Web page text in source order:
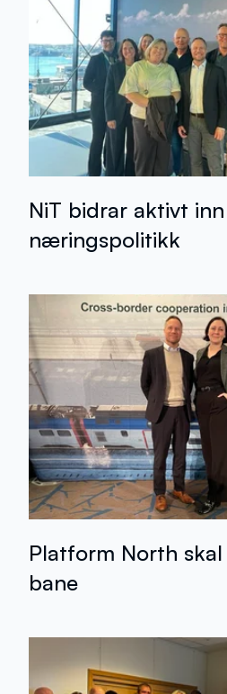
NiT bidrar aktivt
næringspolitikk
Platform North
bane